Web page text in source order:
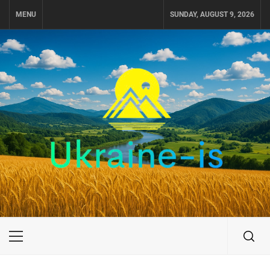
MENU SUNDAY, AUGUST 9, 2026
UKRAINE-IS
ПУТЕШЕСТВИЕ ПО УКРАИНЕ
Primary